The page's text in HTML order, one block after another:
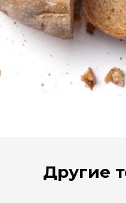
Другие